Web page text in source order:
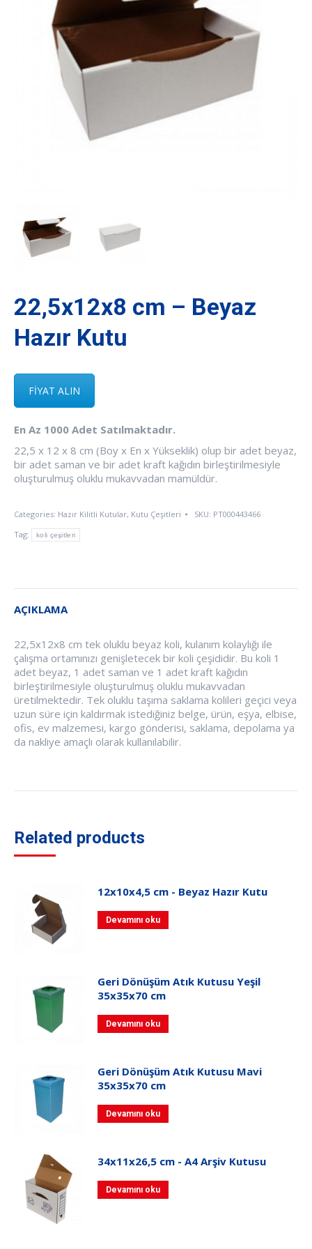
22,5x12x8 cm – Beyaz
Hazır Kutu
FİYAT ALIN
En Az 1000 Adet Satılmaktadır.
22,5 x 12 x 8 cm (Boy x En x Yükseklik) olup bir adet beyaz,
bir adet saman ve bir adet kraft kağıdın birleştirilmesiyle
oluşturulmuş oluklu mukavvadan mamüldür.​​
Categories: Hazır Kilitli Kutular, Kutu Çeşitleri SKU: PT000443466
Tag:
koli çeşitleri
AÇIKLAMA
22,5x12x8 cm tek oluklu beyaz koli, kulanım kolaylığı ile
çalışma ortamınızı genişletecek bir koli çeşididir. Bu koli 1
adet beyaz, 1 adet saman ve 1 adet kraft kağıdın
birleştirilmesiyle oluşturulmuş oluklu mukavvadan
üretilmektedir. Tek oluklu taşıma saklama kolileri geçici veya
uzun süre için kaldırmak istediğiniz belge, ürün, eşya, elbise,
ofis, ev malzemesi, kargo gönderisi, saklama, depolama ya
da nakliye amaçlı olarak kullanılabilir.
Related products
12x10x4,5 cm - Beyaz Hazır Kutu
Devamını oku
Geri Dönüşüm Atık Kutusu Yeşil
35x35x70 cm
Devamını oku
Geri Dönüşüm Atık Kutusu Mavi
35x35x70 cm
Devamını oku
34x11x26,5 cm - A4 Arşiv Kutusu
Devamını oku